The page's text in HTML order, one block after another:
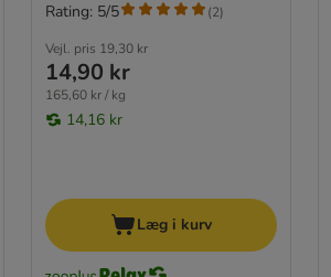
Vejl. pris 19,30 kr
14,90 kr
165,60 kr / kg
14,16 kr
Rating: 5/5 (2)
Læg i kurv